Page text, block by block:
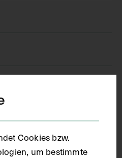
Cookies bzw.
um bestimmte